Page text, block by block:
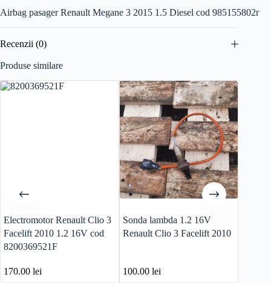
Airbag pasager Renault Megane 3 2015 1.5 Diesel cod 985155802r
Recenzii (0)
Produse similare
Electromotor Renault Clio 3
Facelift 2010 1.2 16V cod
8200369521F
170.00 lei
Sonda lambda 1.2 16V
Renault Clio 3 Facelift 2010
100.00lei